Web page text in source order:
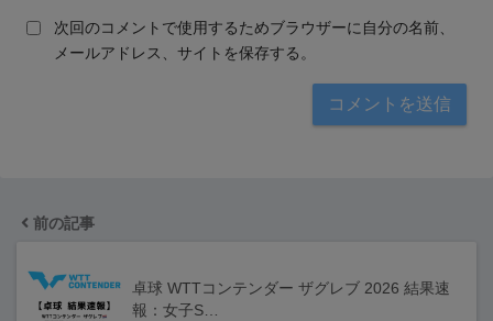
次回のコメントで使用するためブラウザーに自分の名前、
メールアドレス、サイトを保存する。
前の記事
卓球 WTTコンテンダー ザグレブ 2026 結果速
報：女子S…